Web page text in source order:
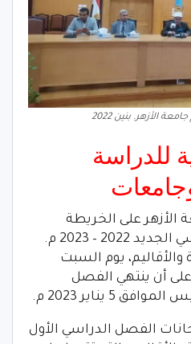
الأزهر. بنين 2022
للدراسة
على الخريطة
الزمنية لبدء العام الدراسي الجديد 2022 – 2023 م.
والأقاليم، يوم السبت
على أن ينتهي الفصل
5 يناير 2023 م.
الفصل الدراسي الأول